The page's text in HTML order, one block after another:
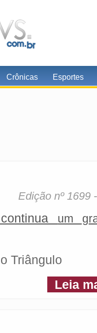
Crônicas Esportes
Edição nº 1699
um
Triângulo
Leia